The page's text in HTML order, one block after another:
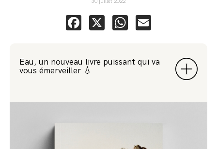
30 juillet 2022
Facebook
X WhatsApp
Eau, un nouveau livre puissant qui va
vous émerveiller 💧